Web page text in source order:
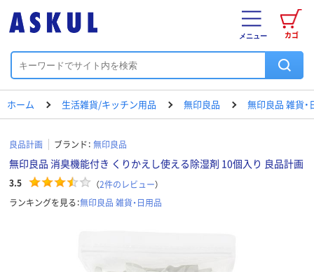
カゴ
メニュー
ホーム 生活雑貨/キッチン用品 無印良品 無印良品 雑貨・
良品計画 ブランド： 無印良品
無印良品 消臭機能付き くりかえし使える除湿剤 10個入り 良品計画
3.5 （2件のレビュー）
ランキングを見る：無印良品 雑貨・日用品